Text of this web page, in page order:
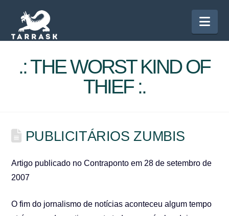
.: THE WORST KIND OF
THIEF :.
PUBLICITÁRIOS ZUMBIS
Artigo publicado no Contraponto em 28 de setembro de
2007
O fim do jornalismo de notícias aconteceu algum tempo